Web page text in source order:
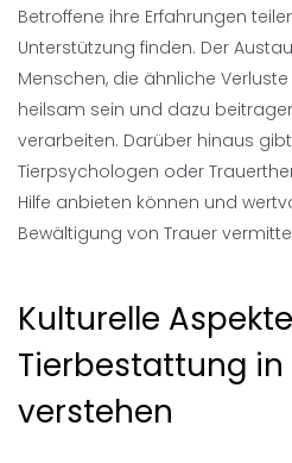
Betroffene ihre Erfahrungen
Unterstützung finden. Der
Menschen, die ähnliche
heilsam sein und dazu
verarbeiten. Darüber hinaus
Tierpsychologen oder
Hilfe anbieten können und
Bewältigung von Trauer
Kulturelle
Tierbestattung
verstehen